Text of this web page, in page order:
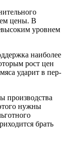
цены. В
уровнем
наиболее
рост цен
ударит в пер­
про­изводства
нужны
брать